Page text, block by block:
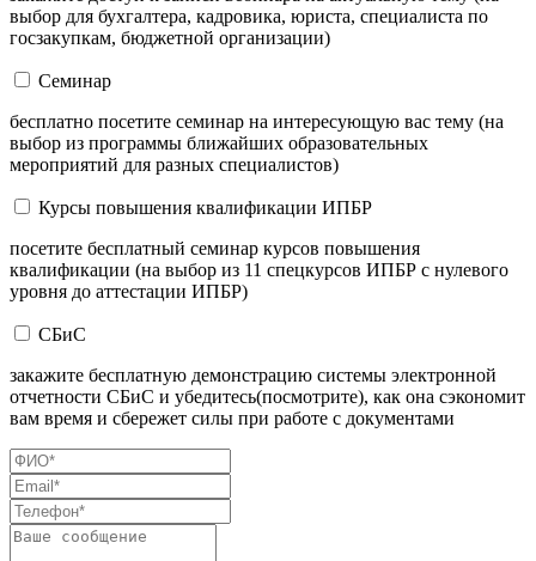
выбор для бухгалтера, кадровика, юриста, специалиста по
госзакупкам, бюджетной организации)
Семинар
бесплатно посетите семинар на интересующую вас тему (на
выбор из программы ближайших образовательных
мероприятий для разных специалистов)
Курсы повышения квалификации ИПБР
посетите бесплатный семинар курсов повышения
квалификации (на выбор из 11 спецкурсов ИПБР с нулевого
уровня до аттестации ИПБР)
СБиС
закажите бесплатную демонстрацию системы электронной
отчетности СБиС и убедитесь(посмотрите), как она сэкономит
вам время и сбережет силы при работе с документами